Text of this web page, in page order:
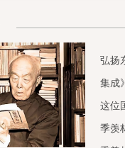
弘扬
集成
这位
季羡